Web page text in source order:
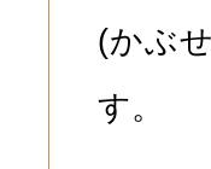
(かぶ
す。